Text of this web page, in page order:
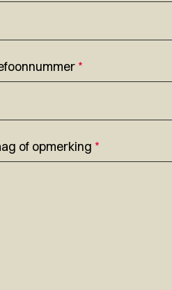
*
of opmerking *